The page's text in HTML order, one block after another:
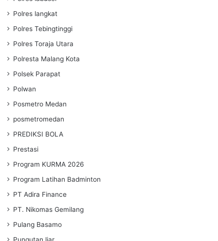
Polres langkat
Polres Tebingtinggi
Polres Toraja Utara
Polresta Malang Kota
Polsek Parapat
Polwan
Posmetro Medan
posmetromedan
PREDIKSI BOLA
Prestasi
Program KURMA 2026
Program Latihan Badminton
PT Adira Finance
PT. Nikomas Gemilang
Pulang Basamo